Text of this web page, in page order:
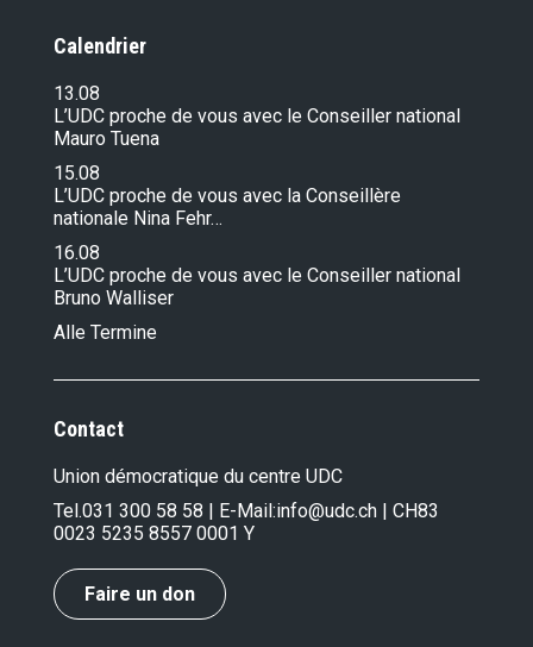
Calendrier
13.08
L’UDC proche de vous avec le Conseiller national
Mauro Tuena
15.08
L’UDC proche de vous avec la Conseillère
nationale Nina Fehr…
16.08
L’UDC proche de vous avec le Conseiller national
Bruno Walliser
Alle Termine
Contact
Union démocratique du centre UDC
Tel.031 300 58 58 | E-Mail:info@udc.ch | CH83
0023 5235 8557 0001 Y
Faire un don